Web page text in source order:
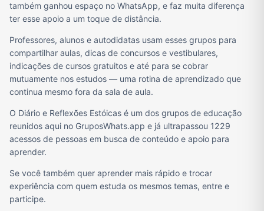
também ganhou espaço no WhatsApp, e faz muita diferença
ter esse apoio a um toque de distância.
Professores, alunos e autodidatas usam esses grupos para
compartilhar aulas, dicas de concursos e vestibulares,
indicações de cursos gratuitos e até para se cobrar
mutuamente nos estudos — uma rotina de aprendizado que
continua mesmo fora da sala de aula.
O Diário e Reflexões Estóicas é um dos grupos de educação
reunidos aqui no GruposWhats.app e já ultrapassou 1229
acessos de pessoas em busca de conteúdo e apoio para
aprender.
Se você também quer aprender mais rápido e trocar
experiência com quem estuda os mesmos temas, entre e
participe.